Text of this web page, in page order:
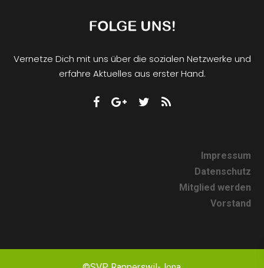
Vernetze Dich mit uns über die sozialen Netzwerke und
erfahre Aktuelles aus erster Hand.
Impressum
Datenschutz
Mitglied werden
Vorstand